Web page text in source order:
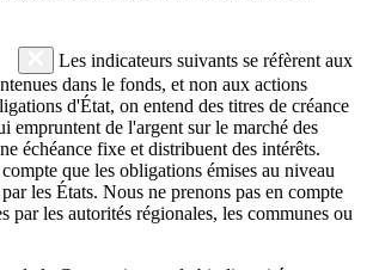
Les indicateurs suivants se réfèrent aux
dans le fonds, et non aux actions
d'État, on entend des titres de créance
empruntent de l'argent sur le marché des
échéance fixe et distribuent des intérêts.
que les obligations émises au niveau
les États. Nous ne prenons pas en compte
par les autorités régionales, les communes ou